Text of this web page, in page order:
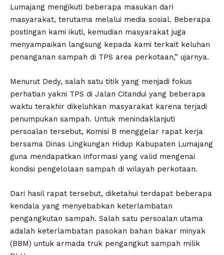
Lumajang mengikuti beberapa masukan dari
masyarakat, terutama melalui media sosial. Beberapa
postingan kami ikuti, kemudian masyarakat juga
menyampaikan langsung kepada kami terkait keluhan
penanganan sampah di TPS area perkotaan,” ujarnya.
Menurut Dedy, salah satu titik yang menjadi fokus
perhatian yakni TPS di Jalan Citandui yang beberapa
waktu terakhir dikeluhkan masyarakat karena terjadi
penumpukan sampah. Untuk menindaklanjuti
persoalan tersebut, Komisi B menggelar rapat kerja
bersama Dinas Lingkungan Hidup Kabupaten Lumajang
guna mendapatkan informasi yang valid mengenai
kondisi pengelolaan sampah di wilayah perkotaan.
Dari hasil rapat tersebut, diketahui terdapat beberapa
kendala yang menyebabkan keterlambatan
pengangkutan sampah. Salah satu persoalan utama
adalah keterlambatan pasokan bahan bakar minyak
(BBM) untuk armada truk pengangkut sampah milik